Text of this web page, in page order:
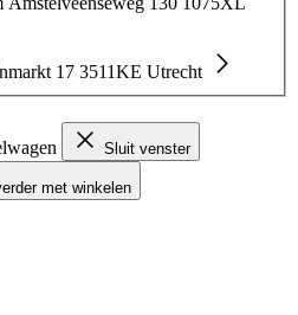
17 3511KE Utrecht
Sluit venster
met winkelen